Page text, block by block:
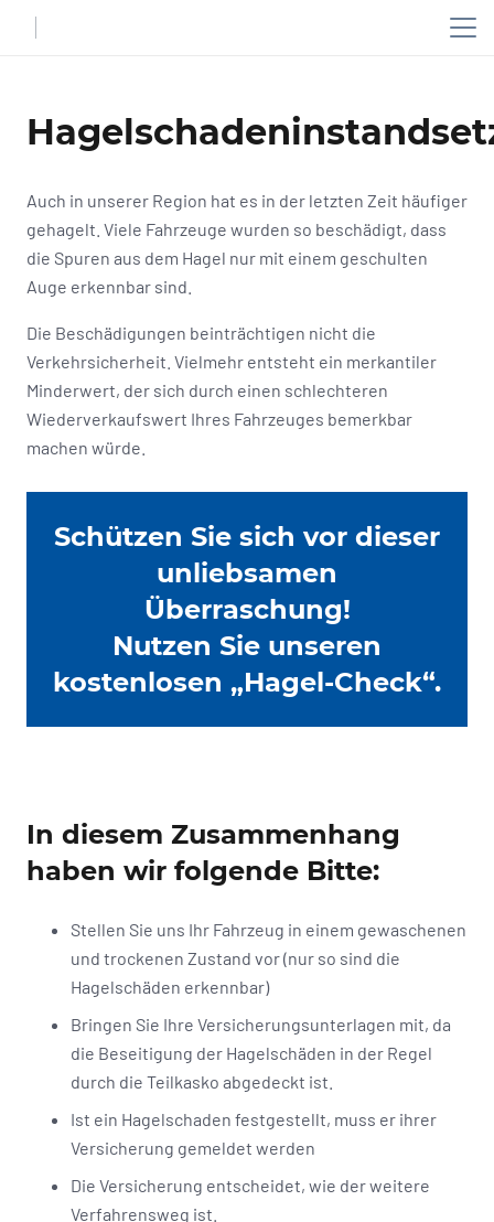
Auch in unserer Region hat es in der letzten Zeit häufiger
gehagelt. Viele Fahrzeuge wurden so beschädigt, dass
die Spuren aus dem Hagel nur mit einem geschulten
Auge erkennbar sind.
Die Beschädigungen beinträchtigen nicht die
Verkehrsicherheit. Vielmehr entsteht ein merkantiler
Minderwert, der sich durch einen schlechteren
Wiederverkaufswert Ihres Fahrzeuges bemerkbar
machen würde.
Schützen Sie sich vor dieser
unliebsamen
Überraschung!
Nutzen Sie unseren
kostenlosen „Hagel-Check“.
In diesem Zusammenhang
haben wir folgende Bitte:
Stellen Sie uns Ihr Fahrzeug in einem gewaschenen
und trockenen Zustand vor (nur so sind die
Hagelschäden erkennbar)
Bringen Sie Ihre Versicherungsunterlagen mit, da
die Beseitigung der Hagelschäden in der Regel
durch die Teilkasko abgedeckt ist.
Ist ein Hagelschaden festgestellt, muss er ihrer
Versicherung gemeldet werden
Die Versicherung entscheidet, wie der weitere
Verfahrensweg ist.